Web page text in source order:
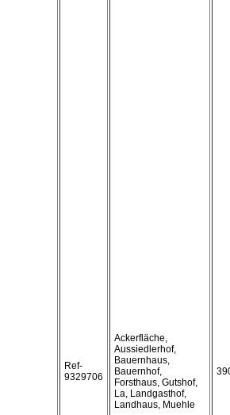
Ref-
9329706
Ackerfläche,
Aussiedlerhof,
Bauernhaus,
Bauernhof,
Forsthaus, Gutshof,
La, Landgasthof,
Landhaus, Muehle